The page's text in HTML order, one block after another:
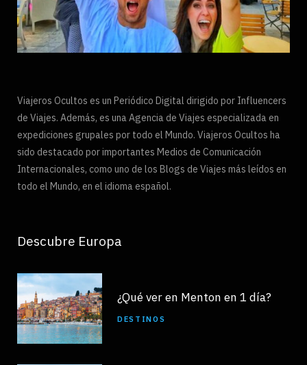
Viajeros Ocultos es un Periódico Digital dirigido por Influencers
de Viajes. Además, es una Agencia de Viajes especializada en
expediciones grupales por todo el Mundo. Viajeros Ocultos ha
sido destacado por importantes Medios de Comunicación
Internacionales, como uno de los Blogs de Viajes más leídos en
todo el Mundo, en el idioma español.
Descubre Europa
¿Qué ver en Menton en 1 día?
DESTINOS